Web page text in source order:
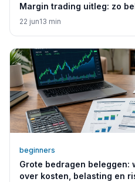
Margin trading uitleg: zo
22 jun13 min
beginners
Grote bedragen beleggen:
over kosten, belasting en